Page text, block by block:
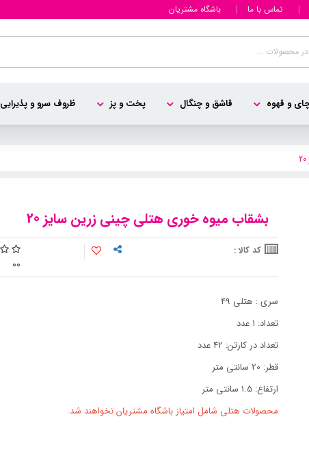
تماس با ما باشگاه مشتریان
و قهوه قاشق و چنگال پخت و پز ظروف سرو و پذیرایی
بشقاب میوه خوری هتلی چینی زرین سایز 20
کد کالا :
00
سری : هتلی 49
تعداد: 1 عدد
تعداد در کارتن: 42 عدد
قطر: 20 سانتی متر
ارتفاع: 1.5 سانتی متر
محصولات هتلی شامل امتیاز باشگاه مشتریان نخواهند شد.